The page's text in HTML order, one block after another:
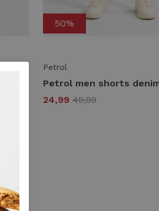
50%
Petrol
24,99 49,99